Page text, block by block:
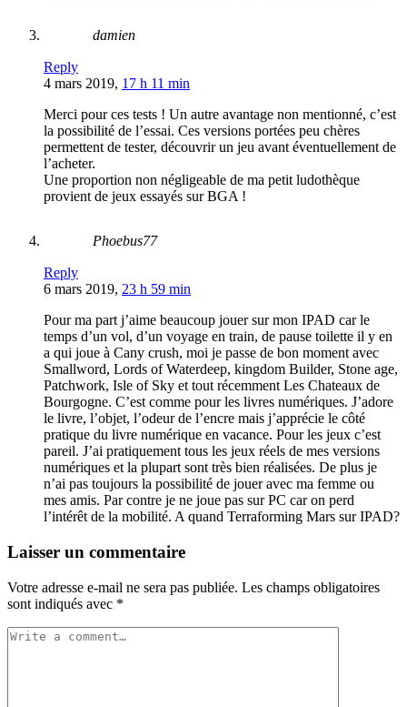
damien
Reply
4 mars 2019, 17 h 11 min
Merci pour ces tests ! Un autre avantage non mentionné, c’est
la possibilité de l’essai. Ces versions portées peu chères
permettent de tester, découvrir un jeu avant éventuellement de
l’acheter.
Une proportion non négligeable de ma petit ludothèque
provient de jeux essayés sur BGA !
Phoebus77
Reply
6 mars 2019, 23 h 59 min
Pour ma part j’aime beaucoup jouer sur mon IPAD car le
temps d’un vol, d’un voyage en train, de pause toilette il y en
a qui joue à Cany crush, moi je passe de bon moment avec
Smallword, Lords of Waterdeep, kingdom Builder, Stone age,
Patchwork, Isle of Sky et tout récemment Les Chateaux de
Bourgogne. C’est comme pour les livres numériques. J’adore
le livre, l’objet, l’odeur de l’encre mais j’apprécie le côté
pratique du livre numérique en vacance. Pour les jeux c’est
pareil. J’ai pratiquement tous les jeux réels de mes versions
numériques et la plupart sont très bien réalisées. De plus je
n’ai pas toujours la possibilité de jouer avec ma femme ou
mes amis. Par contre je ne joue pas sur PC car on perd
l’intérêt de la mobilité. A quand Terraforming Mars sur IPAD?
Laisser un commentaire
Votre adresse e-mail ne sera pas publiée. Les champs obligatoires
sont indiqués avec *